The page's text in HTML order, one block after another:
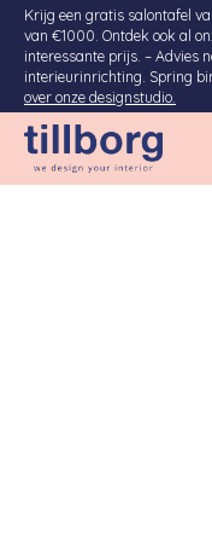
Krijg een gratis salontafel
van €1000. Ontdek ook al
interessante prijs. – Advies
interieurinrichting. Spring
over onze designstudio.